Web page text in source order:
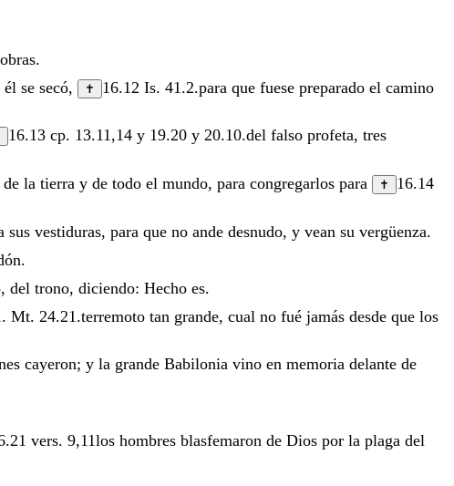
obras.
él se secó, ✝ 16.12 Is. 41.2.para que fuese preparado el camino
16.13 cp. 13.11,14 y 19.20 y 20.10.del falso profeta, tres
de la tierra y de todo el mundo, para congregarlos para ✝
16.14
sus vestiduras, para que no ande desnudo, y vean su vergüenza.
.
, del trono, diciendo: Hecho es.
. Mt. 24.21.terremoto tan grande, cual no fué jamás desde que los
cayeron; y la grande Babilonia vino en memoria delante de
vers. 9,11los hombres blasfemaron de Dios por la plaga del